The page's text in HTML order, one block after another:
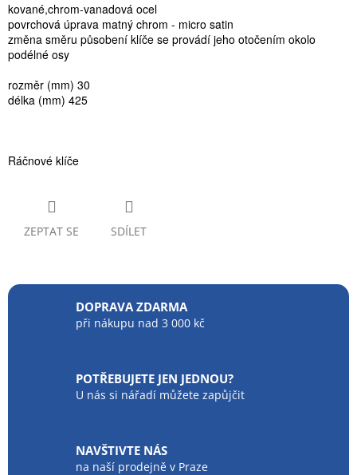
kované,chrom-vanadová ocel
povrchová úprava matný chrom - micro satin
změna směru působení klíče se provádí jeho otočením okolo
podélné osy
rozměr (mm) 30
délka (mm) 425
Ráčnové klíče
ZEPTAT SE SDÍLET
DOPRAVA ZDARMA
při nákupu nad 3 000 kč
POTŘEBUJETE JEN JEDNOU?
U nás si nářadí můžete zapůjčit
NAVŠTIVTE NÁS
na naší prodejně v Praze